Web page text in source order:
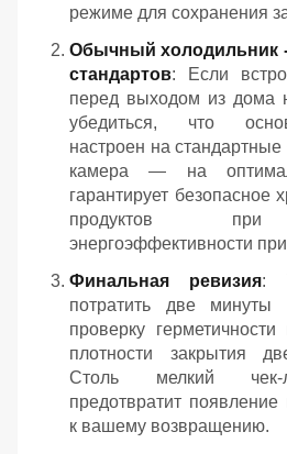
режиме для сохранения
Обычный холодильник
стандартов: Если
перед выходом из дома
убедиться, что
настроен на
камера — на
гарантирует безопасное
продуктов при
энергоэффективности
Финальная ревизия:
потратить две
проверку
плотности закрытия
Столь мелкий чек-
предотвратит
к вашему возвращению.